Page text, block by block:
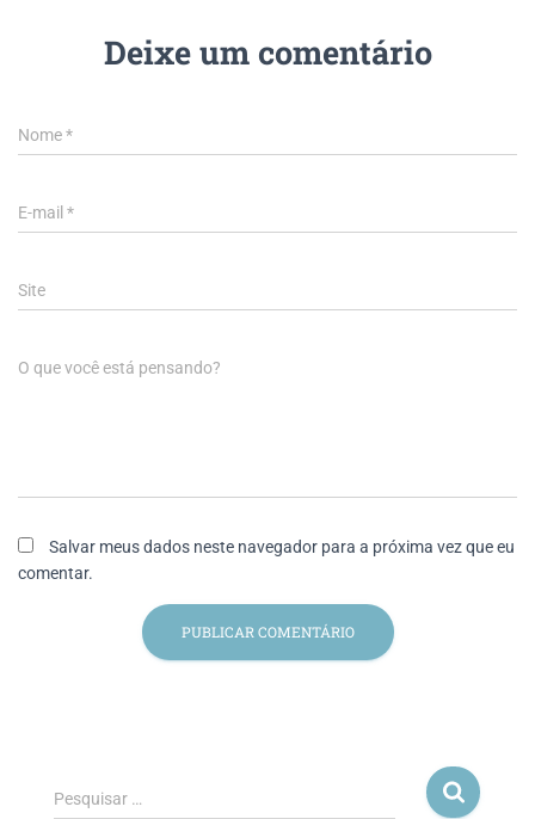
Deixe um comentário
Nome*
E-mail*
Site
O que você está pensando?
Salvar meus dados neste navegador para a próxima vez que eu
comentar.
Pesquisar …